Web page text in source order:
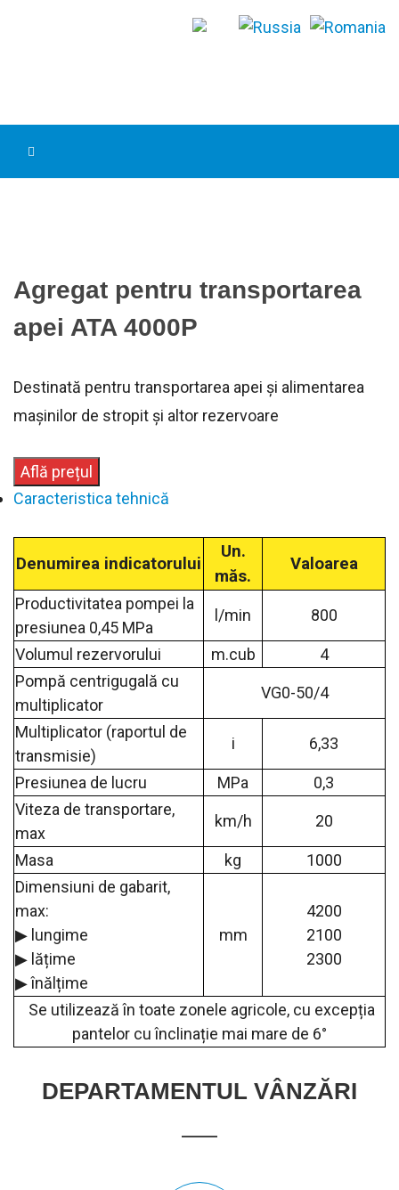
Agregat pentru transportarea
apei ATA 4000P
Destinată pentru transportarea apei și alimentarea
mașinilor de stropit și altor rezervoare
Află prețul
Caracteristica tehnică
Denumirea indicatorului
Un.
măs.
Valoarea
Productivitatea pompei la
presiunea 0,45 MPa
l/min 800
Volumul rezervorului m.cub
4
Pompă centrigugală сu
multiplicator
VG0-50/4
Multiplicator (raportul de
transmisie)
i 6,33
Presiunea de lucru MPa
0,3
Viteza de transportare,
max
km/h 20
Masa kg
1000
Dimensiuni de gabarit,
max:
▶ lungime
▶ lățime
▶ înălțime
mm
4200
2100
2300
Se utilizează în toate zonele agricole, cu excepția
pantelor cu înclinație mai mare de 6°
DEPARTAMENTUL VÂNZĂRI